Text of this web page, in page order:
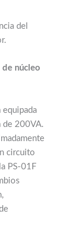
del
núcleo
equipada
de 200VA.
circuito
PS-01F